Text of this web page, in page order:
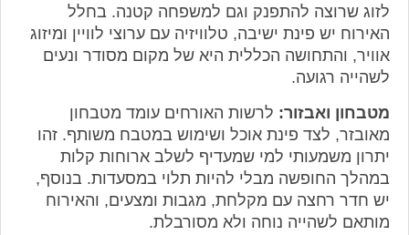
לזוג שרוצה להתפנק וגם למשפחה קטנה. בחלל
האירוח יש פינת ישיבה, טלוויזיה עם ערוצי לוויין ומיזוג
אוויר, והתחושה הכללית היא של מקום מסודר ונעים
לשהייה רגועה.
מטבחון ואבזור: לרשות האורחים עומד מטבחון
מאובזר, לצד פינת אוכל ושימוש במטבח משותף. זהו
יתרון משמעותי למי שמעדיף לשלב ארוחות קלות
במהלך החופשה מבלי להיות תלוי במסעדות. בנוסף,
יש חדר רחצה עם מקלחת, מגבות ומצעים, והאירוח
מותאם לשהייה נוחה ולא מסורבלת.